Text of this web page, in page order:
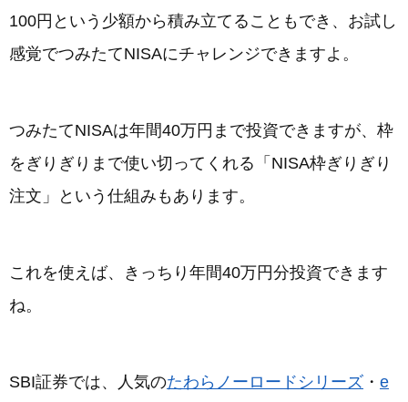
100円という少額から積み立てることもでき、お試し
感覚でつみたてNISAにチャレンジできますよ。
つみたてNISAは年間40万円まで投資できますが、枠
をぎりぎりまで使い切ってくれる「NISA枠ぎりぎり
注文」という仕組みもあります。
これを使えば、きっちり年間40万円分投資できます
ね。
SBI証券では、人気のたわらノーロードシリーズ ・ e